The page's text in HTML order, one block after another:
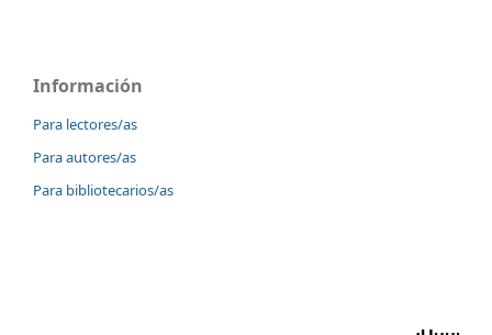
Información
Para lectores/as
Para autores/as
Para bibliotecarios/as